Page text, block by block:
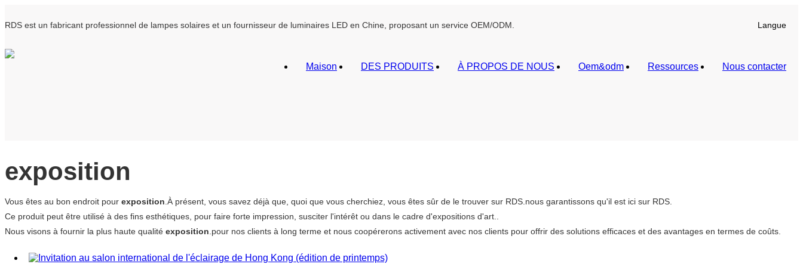
RDS est un fabricant professionnel de lampes solaires et un fournisseur de luminaires LED en Chine, proposant un service OEM/ODM. Langue
Maison DES PRODUITS À PROPOS DE NOUS Oem&odm Ressources Nous contacter
exposition
Vous êtes au bon endroit pour exposition .À présent, vous savez déjà que, quoi que vous cherchiez, vous êtes sûr de le trouver sur RDS.nous garantissons qu'il est ici sur RDS.
Ce produit peut être utilisé à des fins esthétiques, pour faire forte impression, susciter l'intérêt ou dans le cadre d'expositions d'art..
Nous visons à fournir la plus haute qualité exposition .pour nos clients à long terme et nous coopérerons activement avec nos clients pour offrir des solutions efficaces et des avantages en termes de coûts.